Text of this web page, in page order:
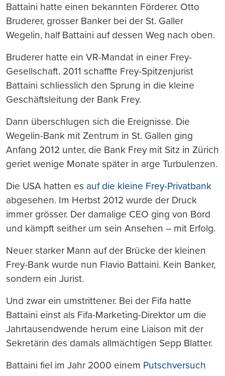
Battaini hatte einen bekannten Förderer. Otto
Bruderer, grosser Banker bei der St. Galler
Wegelin, half Battaini auf dessen Weg nach oben.
Bruderer hatte ein VR-Mandat in einer Frey-
Gesellschaft. 2011 schaffte Frey-Spitzenjurist
Battaini schliesslich den Sprung in die kleine
Geschäftsleitung der Bank Frey.
Dann überschlugen sich die Ereignisse. Die
Wegelin-Bank mit Zentrum in St. Gallen ging
Anfang 2012 unter, die Bank Frey mit Sitz in Zürich
geriet wenige Monate später in arge Turbulenzen.
Die USA hatten es auf die kleine Frey-Privatbank
abgesehen. Im Herbst 2012 wurde der Druck
immer grösser. Der damalige CEO ging von Bord
und kämpft seither um sein Ansehen – mit Erfolg.
Neuer starker Mann auf der Brücke der kleinen
Frey-Bank wurde nun Flavio Battaini. Kein Banker,
sondern ein Jurist.
Und zwar ein umstrittener. Bei der Fifa hatte
Battaini einst als Fifa-Marketing-Direktor um die
Jahrtausendwende herum eine Liaison mit der
Sekretärin des damals allmächtigen Sepp Blatter.
Battaini fiel im Jahr 2000 einem Putschversuch